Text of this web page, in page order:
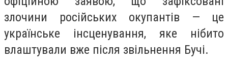
злочини російських окупантів — це
українське інсценування, яке нібито
влаштували вже після звільнення Бучі.